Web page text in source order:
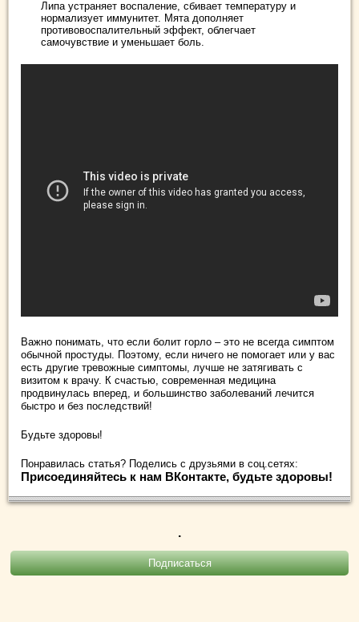
Липа устраняет воспаление, сбивает температуру и
нормализует иммунитет. Мята дополняет
противовоспалительный эффект, облегчает
самочувствие и уменьшает боль.
Важно понимать, что если болит горло – это не всегда симптом
обычной простуды. Поэтому, если ничего не помогает или у вас
есть другие тревожные симптомы, лучше не затягивать с
визитом к врачу. К счастью, современная медицина
продвинулась вперед, и большинство заболеваний лечится
быстро и без последствий!
Будьте здоровы!
Понравилась статья? Поделись с друзьями в соц.сетях:
Присоединяйтесь к нам ВКонтакте, будьте здоровы!
.